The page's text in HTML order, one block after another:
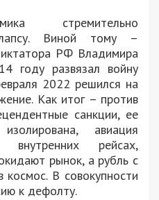
стремительно
Виной тому –
РФ Владимира
году развязал войну
2022 решился на
Как итог – против
санкции, ее
авиация
рейсах,
рынок, а рубль с
В совокупности
к дефолту.